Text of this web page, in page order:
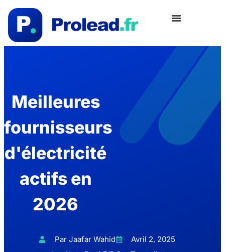
Meilleures
fournisseurs
d'électricité
actifs en
2026
Par Jaafar Wahid
Avril 2, 2025